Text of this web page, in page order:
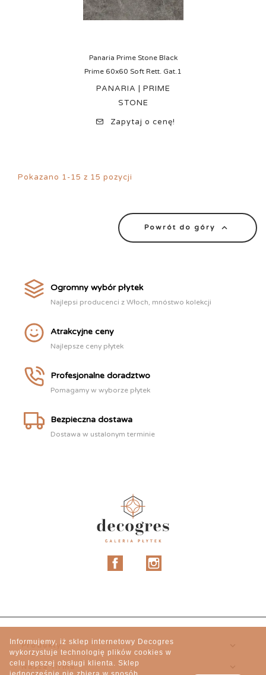
Panaria Prime Stone Black
Prime 60x60 Soft Rett. Gat.1
PANARIA | PRIME
STONE
Zapytaj o cenę!
Pokazano 1-15 z 15 pozycji
Powrót do góry 
Ogromny wybór płytek
Najlepsi producenci z Włoch, mnóstwo kolekcji
Atrakcyjne ceny
Najlepsze ceny płytek
Profesjonalne doradztwo
Pomagamy w wyborze płytek
Bezpieczna dostawa
Dostawa w ustalonym terminie
Facebook
Produkty
Nasza firma
Informujemy, iż sklep internetowy Decogres
wykorzystuje technologię plików cookies w
celu lepszej obsługi klienta. Sklep